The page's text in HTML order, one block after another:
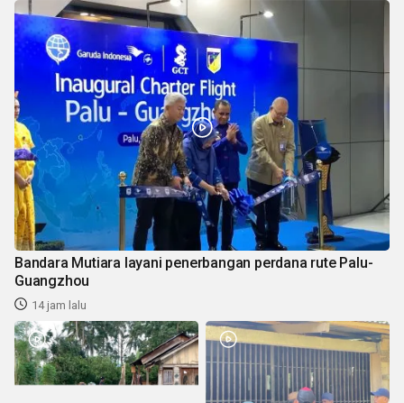
Bandara Mutiara layani penerbangan perdana rute Palu-
Guangzhou
14 jam lalu